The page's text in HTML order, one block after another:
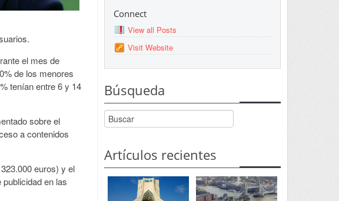
el mes de
de los menores
tenían entre 6 y 14
sobre el
a contenidos
euros) y el
en las
Connect
View all Posts
Visit Website
Búsqueda
Artículos recientes